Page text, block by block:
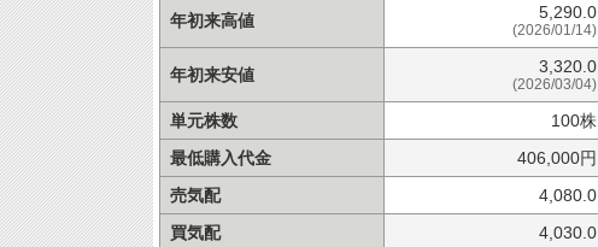
年初来高値 5,290.0
(2026/01/14)
年初来安値 3,320.0
(2026/03/04)
単元株数
100株
最低購入代金
406,000円
売気配
4,080.0
買気配
4,030.0